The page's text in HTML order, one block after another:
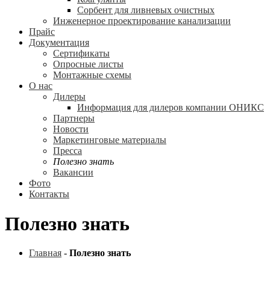
Сорбент для ливневых очистных
Инженерное проектирование канализации
Прайс
Документация
Сертификаты
Опросные листы
Монтажные схемы
О нас
Дилеры
Информация для дилеров компании ОНИКС
Партнеры
Новости
Маркетинговые материалы
Пресса
Полезно знать
Вакансии
Фото
Контакты
Полезно знать
Главная - Полезно знать